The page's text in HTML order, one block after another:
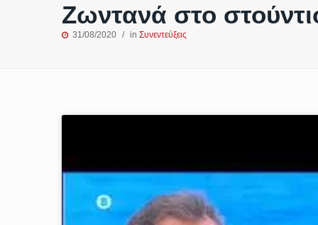
Ζωντανά στο
31/08/2020 in Συνεντεύξεις